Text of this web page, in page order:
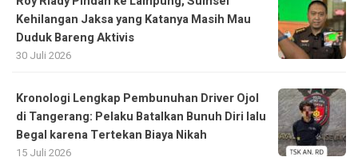
Kehilangan Jaksa yang Katanya Masih Mau
Duduk Bareng Aktivis
30 Juli 2026
Kronologi Lengkap Pembunuhan Driver Ojol
di Tangerang: Pelaku Batalkan Bunuh Diri lalu
Begal karena Tertekan Biaya Nikah
15 Juli 2026